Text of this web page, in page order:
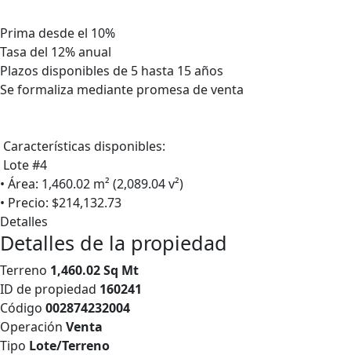
Prima desde el 10%
Tasa del 12% anual
Plazos disponibles de 5 hasta 15 años
Se formaliza mediante promesa de venta
Características disponibles:
Lote #4
• Área: 1,460.02 m² (2,089.04 v²)
• Precio: $214,132.73
Detalles
Detalles de la propiedad
Terreno 1,460.02 Sq Mt
ID de propiedad 160241
Código 002874232004
Operación Venta
Tipo Lote/Terreno